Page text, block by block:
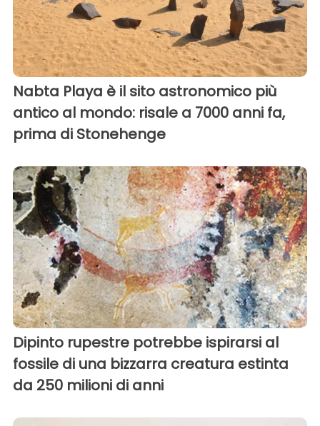
Nabta Playa è il sito astronomico più
antico al mondo: risale a 7000 anni fa,
prima di Stonehenge
Dipinto rupestre potrebbe ispirarsi al
fossile di una bizzarra creatura estinta
da 250 milioni di anni